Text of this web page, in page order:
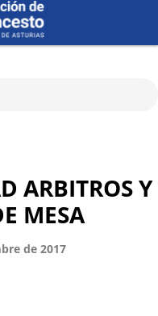
ARBITROS Y
MESA
de 2017